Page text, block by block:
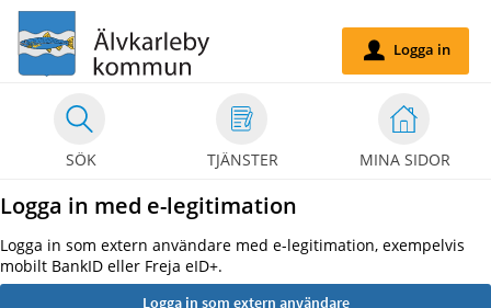
Välkommen
till
självservice
Älvakarleby
kommun
SÖK TJÄNSTER MINA SIDOR
u Logga in
Logga in med e-legitimation
Logga in som extern användare med e-legitimation, exempelvis
mobilt BankID eller Freja eID+.